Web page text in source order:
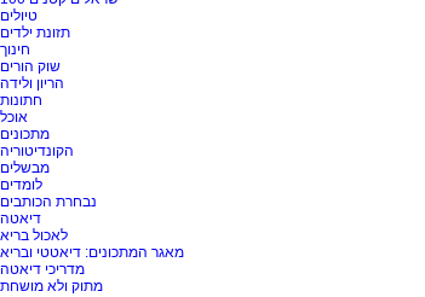
טיולים
תזונת ילדים
חינוך
שוק הורים
הריון ולידה
חתונות
אוכל
מתכונים
הקונדיטוריה
מבשלים
לומדים
נבחרת הכותבים
דיאטה
לאכול בריא
מאגר המתכונים: דיאטטי ובריא
מדריכי דיאטה
מתוק ולא מושחת